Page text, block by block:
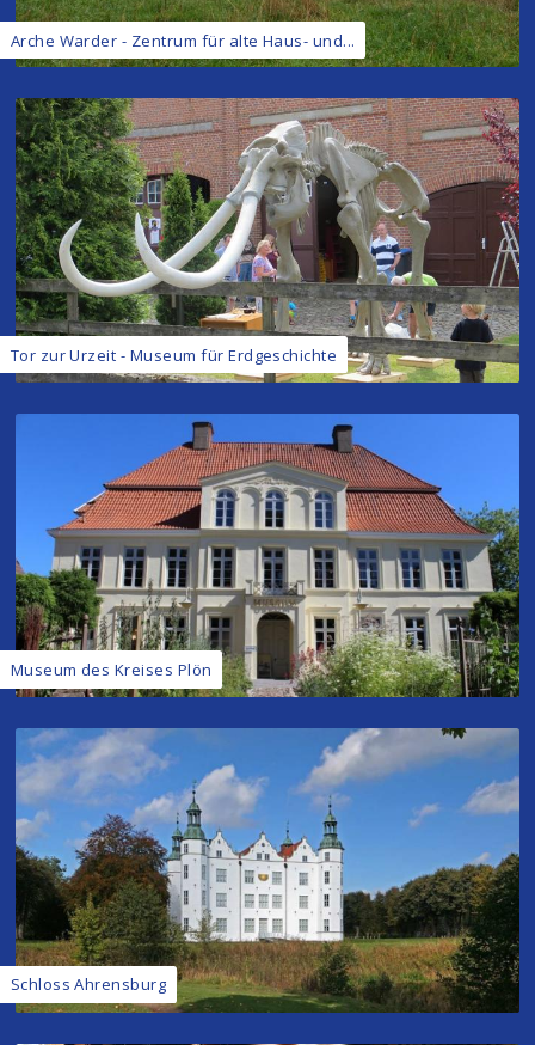
Arche Warder - Zentrum für alte Haus- und...
Tor zur Urzeit - Museum für Erdgeschichte
Museum des Kreises Plön
Schloss Ahrensburg